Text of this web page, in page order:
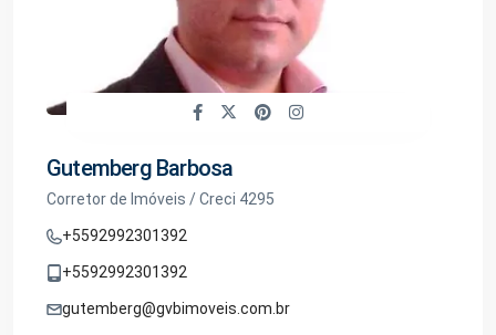
Gutemberg Barbosa
Corretor de Imóveis / Creci 4295
+5592992301392
+5592992301392
gutemberg@gvbimoveis.com.br